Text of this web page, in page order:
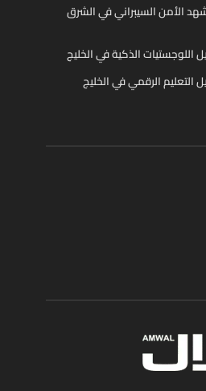
الأمن السيبراني في الشرق
التعليم الرقمي في الخليج